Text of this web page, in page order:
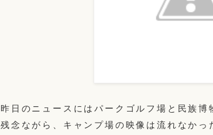
昨日のニュースにはパークゴルフ場と民族博
残念ながら、キャンプ場の映像は流れなか